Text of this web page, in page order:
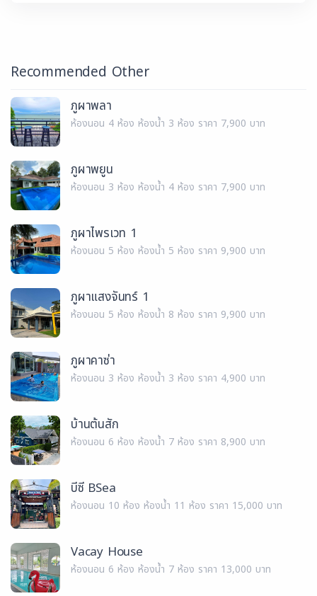
Recommended Other
ภูผาพลา
ห้องนอน 4 ห้อง ห้องน้ำ 3 ห้อง ราคา 7,900 บาท
ภูผาพยูน
ห้องนอน 3 ห้อง ห้องน้ำ 4 ห้อง ราคา 7,900 บาท
ภูผาไพรเวท 1
ห้องนอน 5 ห้อง ห้องน้ำ 5 ห้อง ราคา 9,900 บาท
ภูผาแสงจันทร์ 1
ห้องนอน 5 ห้อง ห้องน้ำ 8 ห้อง ราคา 9,900 บาท
ภูผาคาซ่า
ห้องนอน 3 ห้อง ห้องน้ำ 3 ห้อง ราคา 4,900 บาท
บ้านต้นสัก
ห้องนอน 6 ห้อง ห้องน้ำ 7 ห้อง ราคา 8,900 บาท
บีซี BSea
ห้องนอน 10 ห้อง ห้องน้ำ 11 ห้อง ราคา 15,000 บาท
Vacay House
ห้องนอน 6 ห้อง ห้องน้ำ 7 ห้อง ราคา 13,000 บาท